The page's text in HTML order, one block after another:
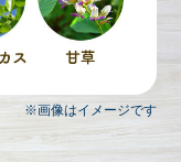
※画像はイメージです